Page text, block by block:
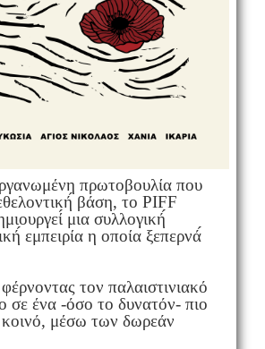
πρωτοβουλία που
βάση, το PIFF
μια συλλογική́
εμπειρία η οποία ξεπερνά́
τον παλαιστινιακό
σε ένα -όσο το δυνατόν- πιο
μέσω των δωρεάν